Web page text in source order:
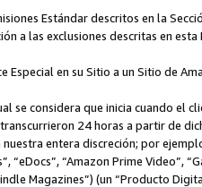
Estándar descritos en la
a las exclusiones descritas en
Especial en su Sitio a un Sitio de
se considera que inicia cuando el
24 horas a partir de
entera discreción; por
“eDocs”, “Amazon Prime Video”,
Magazines”) (un “Producto